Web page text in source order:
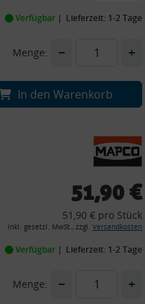
Verfügbar Lieferzeit: 1-2 Tage
Menge: − +
In den Warenkorb
51,90 €
51,90 € pro Stück
inkl. gesetzl. MwSt., zzgl. Versandkosten
Verfügbar Lieferzeit: 1-2 Tage
Menge: − +